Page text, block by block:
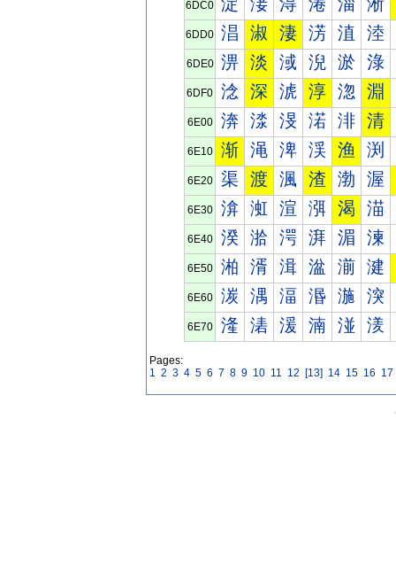
6DC0
6DD0 淐 淑 淒 淓 淔 淕
6DE0 淠 淡 淢 淣 淤 淥
6DF0 淰 深 淲 淳 淴 淵
6E00 渀 渁 渂 渃 渄 清
6E10 渐 渑 渒 渓 渔 渕
6E20 渠 渡 渢 渣 渤 渥
6E30 渰 渱 渲 渳 渴 渵
6E40 湀 湁 湂 湃 湄 湅
6E50 湐 湑 湒 湓 湔 湕
6E60 湠 湡 湢 湣 湤 湥
6E70 湰 湱 湲 湳 湴 湵
Pages:
1 2 3 4 5 6 7 8 9 10 11 12 [13] 14 15 16 17